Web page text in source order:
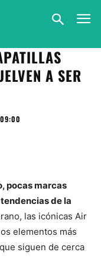
A SER
pocas marcas
de la
las icónicas Air
elementos más
siguen de cerca